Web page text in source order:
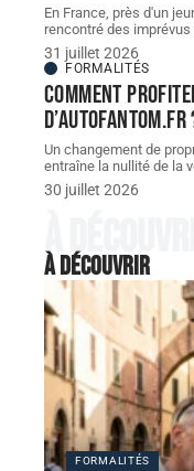
En France, près d'un
rencontré des
31 juillet 2026
FORMALITÉS
Comment
d’autofantom.fr
Un changement de
entraîne la nullité de la
30 juillet 2026
À découvrir
À découvrir
FORMALITÉS